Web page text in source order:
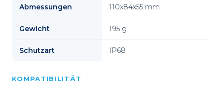
Abmessungen 110x84x55 mm
Gewicht 195 g
Schutzart IP68
KOMPATIBILITÄT